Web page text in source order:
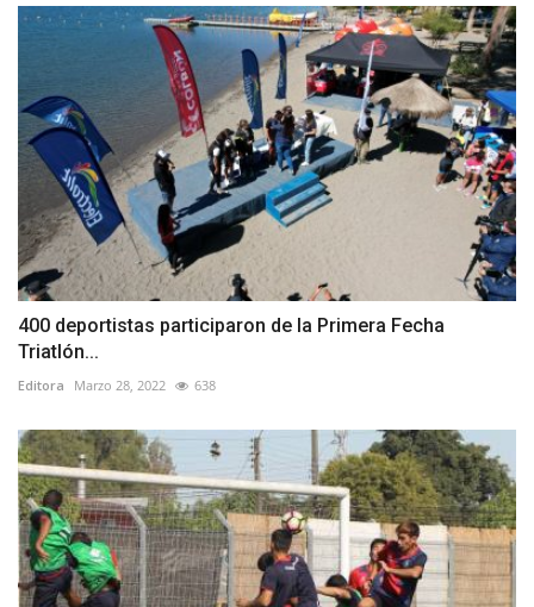
400 deportistas participaron de la Primera Fecha
Triatlón...
Editora Marzo 28, 2022 638